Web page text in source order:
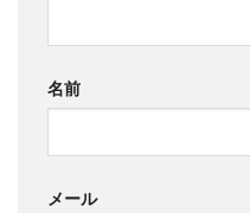
名前
メール